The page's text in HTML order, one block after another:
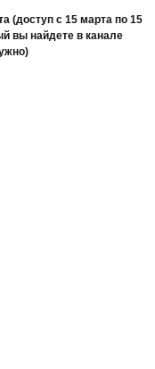
(доступ с 15 марта по 15
вы найдете в канале